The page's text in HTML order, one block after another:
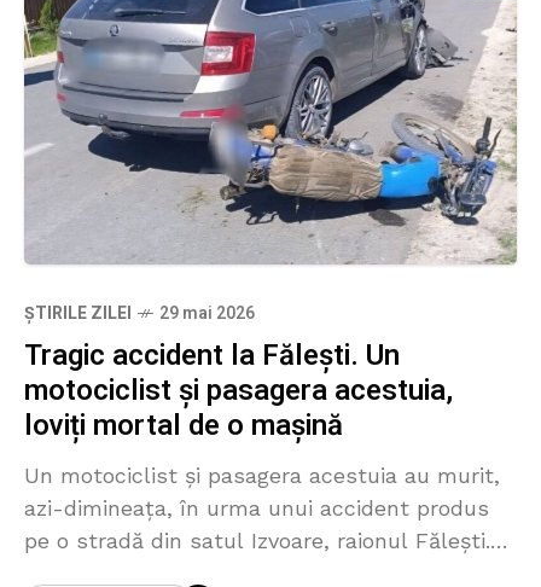
ȘTIRILE ZILEI 29 mai 2026
Tragic accident la Fălești. Un
motociclist și pasagera acestuia,
loviți mortal de o mașină
Un motociclist și pasagera acestuia au murit,
azi-dimineața, în urma unui accident produs
pe o stradă din satul Izvoare, raionul Fălești.